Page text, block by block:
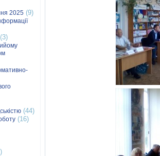
2025 (9)
(3)
(44)
(16)